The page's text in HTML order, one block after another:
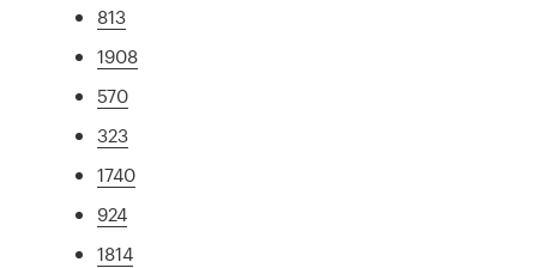
813
1908
570
323
1740
924
1814